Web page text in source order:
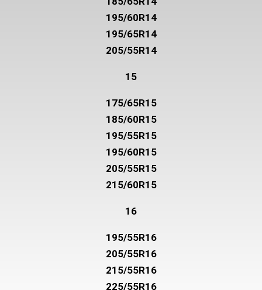
195/60R14
195/65R14
205/55R14
15
175/65R15
185/60R15
195/55R15
195/60R15
205/55R15
215/60R15
16
195/55R16
205/55R16
215/55R16
225/55R16